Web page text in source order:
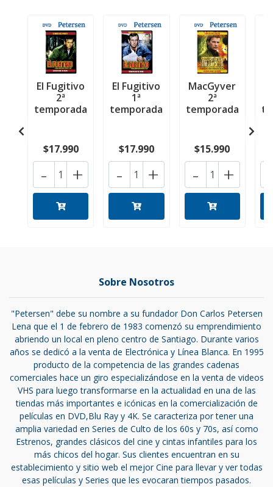
El Fugitivo
2ª
temporada
$17.990
+
-
El Fugitivo
1ª
temporada
$17.990
+
-
MacGyver
2ª
temporada
$15.990
+
-
Sobre Nosotros
"Petersen" debe su nombre a su fundador Don Carlos Petersen
Lena que el 1 de febrero de 1983 comenzó su emprendimiento
abriendo un local en pleno centro de Santiago. Durante varios
años se dedicó a la venta de Electrónica y Línea Blanca. En 1995
producto de la competencia de las grandes cadenas
comerciales hace un giro especializándose en la venta de videos
VHS para luego transformarse en la actualidad en una de las
tiendas más importantes e icónicas en la comercialización de
películas en DVD,Blu Ray y 4K. Se caracteriza por tener una
amplia variedad en Series de Culto de los 60s y 70s, así como
Estrenos, grandes clásicos del cine y cintas infantiles para los
más chicos del hogar. Sus clientes encuentran en su
establecimiento y sitio web el mejor Cine para llevar y ver todas
esas películas y Series que les evocaran tiempos pasados.